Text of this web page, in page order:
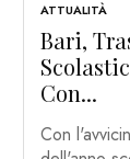
ATTUALITÀ
Bari,
Con...
Con